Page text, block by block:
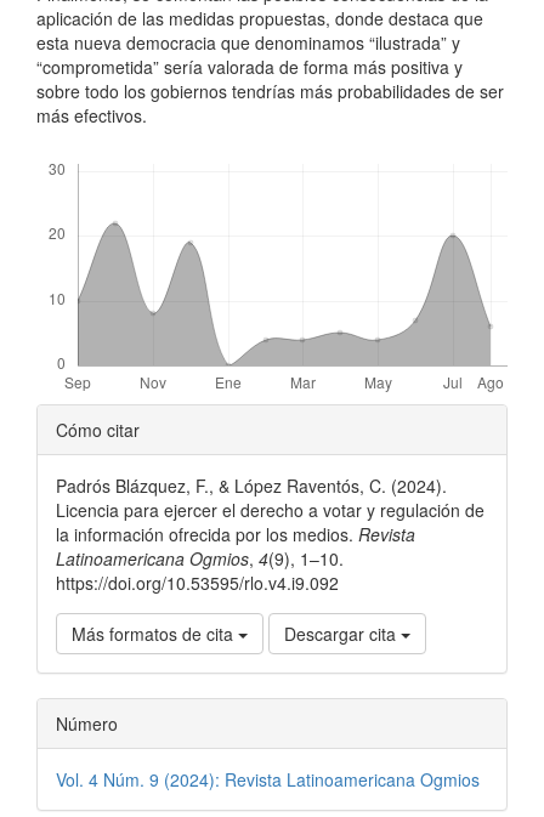
aplicación de las medidas propuestas, donde destaca que
esta nueva democracia que denominamos “ilustrada” y
“comprometida” sería valorada de forma más positiva y
sobre todo los gobiernos tendrías más probabilidades de ser
más efectivos.
Detalles
del
artículo
Cómo citar
Padrós Blázquez, F., & López Raventós, C. (2024).
Licencia para ejercer el derecho a votar y regulación de
la información ofrecida por los medios. Revista
Latinoamericana Ogmios, 4(9), 1–10.
https://doi.org/10.53595/rlo.v4.i9.092
Más formatos de cita Descargar cita
Número
Vol. 4 Núm. 9 (2024): Revista Latinoamericana Ogmios